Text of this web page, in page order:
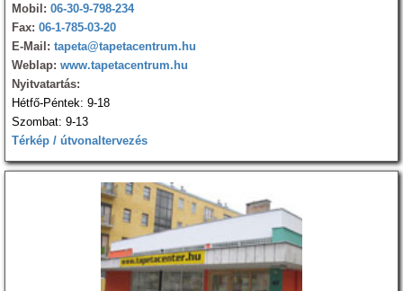
Mobil: 06-30-9-798-234
Fax: 06-1-785-03-20
E-Mail: tapeta@tapetacentrum.hu
Weblap: www.tapetacentrum.hu
Nyitvatartás:
Hétfő-Péntek: 9-18
Szombat: 9-13
Térkép / útvonaltervezés